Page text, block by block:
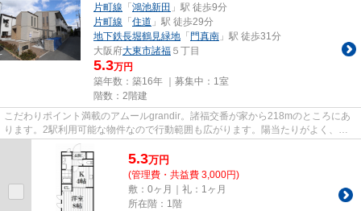
片町線 「 鴻池新田 」駅 徒歩9分
片町線 「 住道 」駅 徒歩29分
地下鉄長堀鶴見緑地 「 門真南 」駅 徒歩31分
大阪府大東市諸福 ５丁目
5.3万円
築年数：築16年 ｜募集中： 1室
階数：2階建
こだわりポイント満載のアムールgrandir。諸福交番が家から218mのところにあ
ります。2駅利用可能な物件なので行動範囲も広がります。陽当たりがよく、洗
濯物がよく乾く物件です。住都...
5.3万円
(管理費・共益費 3,000円)
敷：0ヶ月｜礼：1ヶ月
所在階：1階